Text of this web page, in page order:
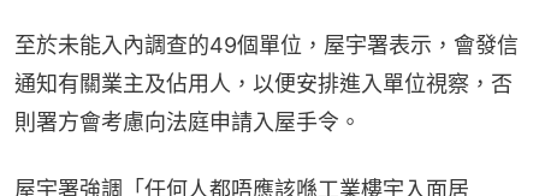
至於未能入內調查的49個單位，屋宇署表示，會發信
通知有關業主及佔用人，以便安排進入單位視察，否
則署方會考慮向法庭申請入屋手令。
屋宇署強調「任何人都唔應該喺工業樓宇入面居